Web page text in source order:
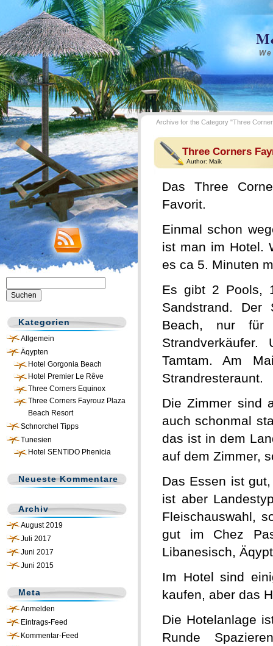
nach:
Kategorien
Allgemein
Äqypten
Hotel Gorgonia Beach
Hotel Premier Le Rêve
Three Corners Equinox
Three Corners Fayrouz Plaza
Beach Resort
Schnorchel Tipps
Tunesien
Hotel SENTIDO Phenicia
Neueste Kommentare
Archiv
August 2019
Juli 2017
Juni 2017
Juni 2015
Meta
Anmelden
Eintrags-Feed
Kommentar-Feed
Archive for the Category "Three
Three Corners
Author: Maik
Das Three
Favorit.
Einmal schon
ist man im Hotel.
es ca 5. Minuten
Es gibt 2 Pools,
Sandstrand.
Beach, nur für
Tamtam. Am
Strandresteraunt.
Die Zimmer sind
auch schonmal
das ist in dem
auf dem Zimmer,
Das Essen ist
ist aber
Fleischauswahl,
gut im Chez
Libanesisch,
Im Hotel sind
kaufen, aber das
Die Hotelanlage
Runde